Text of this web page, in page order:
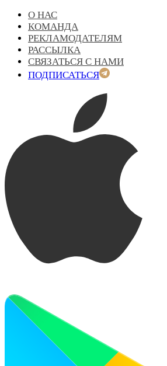
О НАС
КОМАНДА
РЕКЛАМОДАТЕЛЯМ
РАССЫЛКА
СВЯЗАТЬСЯ С НАМИ
ПОДПИСАТЬСЯ